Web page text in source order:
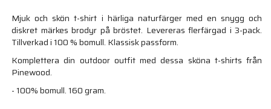
Mjuk och skön t-shirt i härliga naturfärger med en snygg och
diskret märkes brodyr på bröstet. Levereras flerfärgad i 3-pack.
Tillverkad i 100 % bomull. Klassisk passform.
Komplettera din outdoor outfit med dessa sköna t-shirts från
Pinewood.
- 100% bomull. 160 gram.